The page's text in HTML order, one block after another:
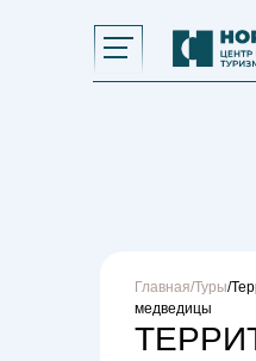
Главная/Туры/
медведицы